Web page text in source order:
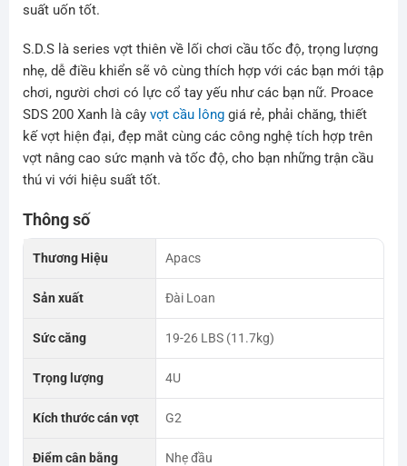
suất uốn tốt.
S.D.S là series vợt thiên về lối chơi cầu tốc độ, trọng lượng
nhẹ, dễ điều khiển sẽ vô cùng thích hợp với các bạn mới tập
chơi, người chơi có lực cổ tay yếu như các bạn nữ. Proace
SDS 200 Xanh là cây vợt cầu lônggiá rẻ, phải chăng, thiết
kế vợt hiện đại, đẹp mắt cùng các công nghệ tích hợp trên
vợt nâng cao sức mạnh và tốc độ, cho bạn những trận cầu
thú vi với hiệu suất tốt.
Thông số
Thương Hiệu Apacs
Sản xuất Đài Loan
Sức căng 19-26 LBS (11.7kg)
Trọng lượng 4U
Kích thước cán vợt G2
Điểm cân bằng Nhẹ đầu